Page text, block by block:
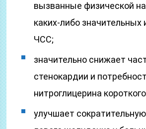
вызванные физической
каких-либо значительных
ЧСС;
значительно снижает
стенокардии и
нитроглицерина
улучшает